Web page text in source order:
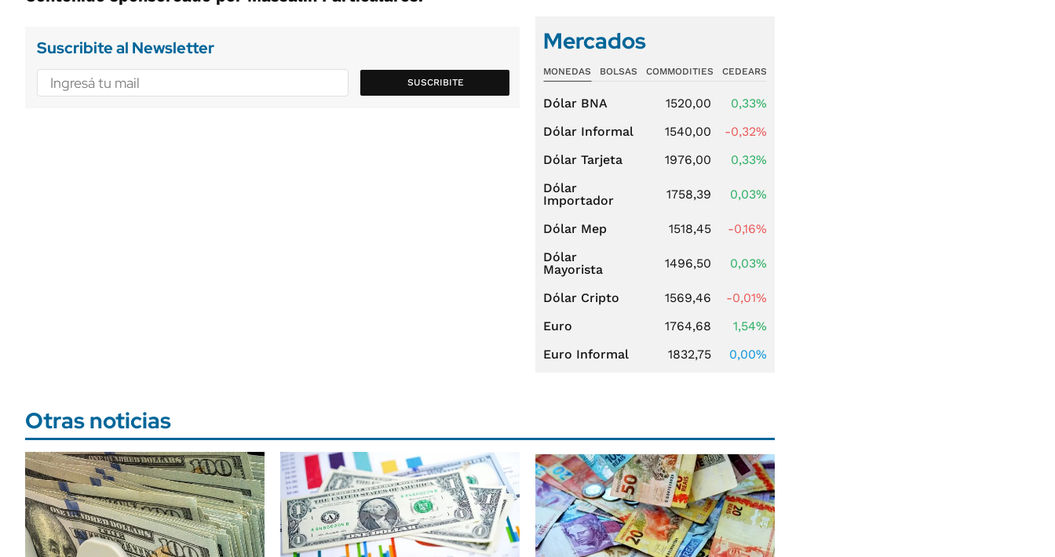
Suscribite al Newsletter
SUSCRIBITE
Mercados
MONEDAS BOLSAS COMMODITIES CEDEARS
Dólar BNA 1520,00
0,33%
Dólar Informal
1540,00
-0,32%
Dólar Tarjeta
1976,00
0,33%
Dólar
Importador
1758,39 0,03%
Dólar Mep 1518,45
-0,16%
Dólar
Mayorista
1496,50 0,03%
Dólar Cripto 1569,46
-0,01%
Euro
1764,68
1,54%
Euro Informal
1832,75 0,00%
Otras noticias